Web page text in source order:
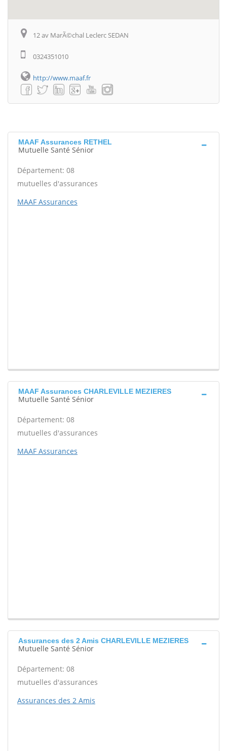
12 av MarÃ©chal Leclerc SEDAN
0324351010
http://www.maaf.fr
MAAF Assurances RETHEL
Mutuelle Santé Sénior
Département: 08
mutuelles d'assurances
MAAF Assurances
MAAF Assurances CHARLEVILLE MEZIERES
Mutuelle Santé Sénior
Département: 08
mutuelles d'assurances
MAAF Assurances
Assurances des 2 Amis CHARLEVILLE MEZIERES
Mutuelle Santé Sénior
Département: 08
mutuelles d'assurances
Assurances des 2 Amis